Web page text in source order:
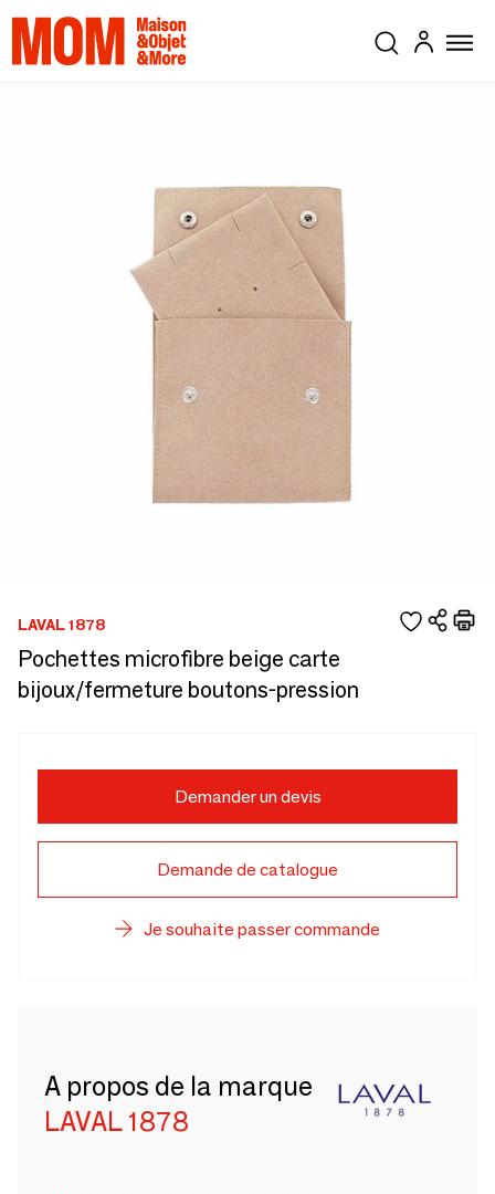
LAVAL 1878
Pochettes microfibre beige carte
bijoux/fermeture boutons-pression
Demander un devis
Demande de catalogue
Je souhaite passer commande
A propos de la marque
LAVAL 1878